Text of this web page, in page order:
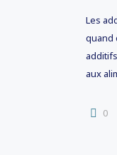
Les
quand
aux
0